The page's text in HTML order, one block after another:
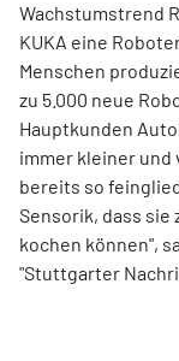
Wachstumstrend
KUKA eine
Menschen
zu 5.000 neue
Hauptkunden
immer kleiner und
bereits so
Sensorik, dass sie
kochen können",
"Stuttgarter